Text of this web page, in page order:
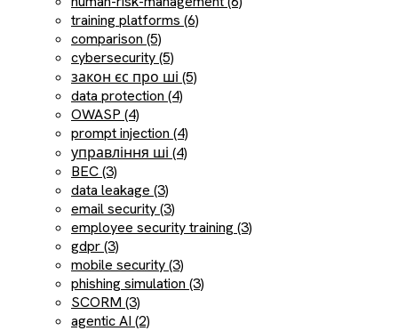
training platforms (6)
comparison (5)
cybersecurity (5)
закон єс про ші (5)
data protection (4)
OWASP (4)
prompt injection (4)
управління ші (4)
BEC (3)
data leakage (3)
email security (3)
employee security training (3)
gdpr (3)
mobile security (3)
phishing simulation (3)
SCORM (3)
agentic AI (2)